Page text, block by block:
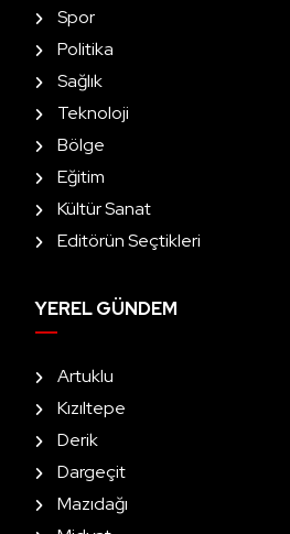
Spor
Politika
Sağlık
Teknoloji
Bölge
Eğitim
Kültür Sanat
Editörün Seçtikleri
YEREL GÜNDEM
Artuklu
Kızıltepe
Derik
Dargeçit
Mazıdağı